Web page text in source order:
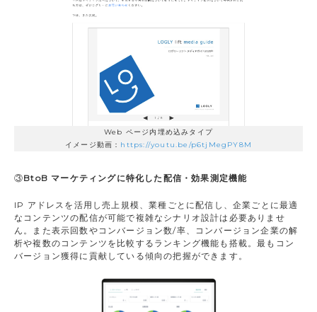
Web ページ内埋め込みタイプ
イメージ動画： https://youtu.be/p6tjMegPY8M
③BtoB マーケティングに特化した配信・効果測定機能
IP アドレスを活用し売上規模、業種ごとに配信し、企業ごとに最適
なコンテンツの配信が可能で複雑なシナリオ設計は必要ありませ
ん。また表示回数やコンバージョン数/率、コンバージョン企業の解
析や複数のコンテンツを比較するランキング機能も搭載。最もコン
バージョン獲得に貢献している傾向の把握ができます。